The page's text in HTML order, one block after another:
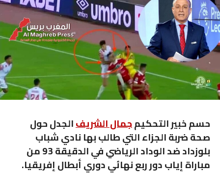
حسم خبير التحكيمجمال الشريفالجدل حول
صحة ضربة الجزاء التي طالب بها نادي شباب
بلوزداد ضد الوداد الرياضي في الدقيقة 93 من
مباراة إياب دور ربع نهائي دوري أبطال إفريقيا.